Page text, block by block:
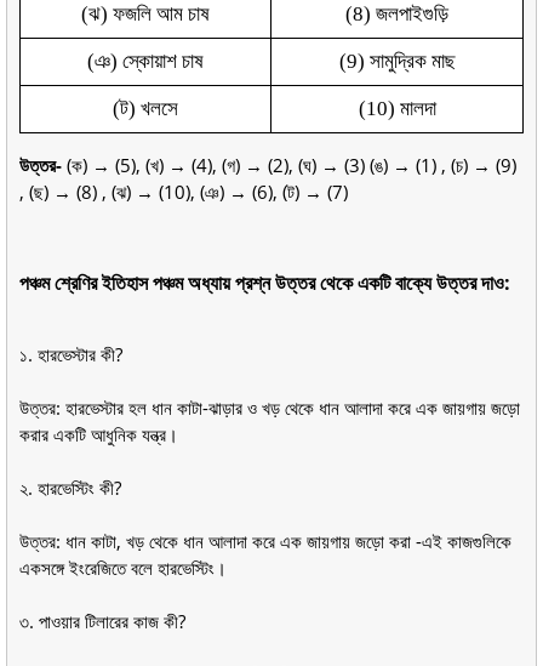
(ঝ) ফজলি আম চাষ (8) জলপাইগুড়ি
(ঞ) স্কোয়াশ চাষ (9) সামুদ্রিক মাছ
(ট) খলসে (10) মালদা
উত্তর- (ক) → (5), (খ) → (4), (গ) → (2), (ঘ) → (3) (ঙ) → (1) , (চ) → (9)
, (ছ) → (8) , (ঝ) → (10), (ঞ) → (6), (ট) → (7)
পঞ্চম শ্রেণির ইতিহাস পঞ্চম অধ্যায় প্রশ্ন উত্তর থেকে একটি বাক্যে উত্তর দাও:
১. হারভেস্টার কী?
উত্তর: হারভেস্টার হল ধান কাটা-ঝাড়ার ও খড় থেকে ধান আলাদা করে এক জায়গায় জড়ো
করার একটি আধুনিক যন্ত্র।
২. হারভেস্টিং কী?
উত্তর: ধান কাটা, খড় থেকে ধান আলাদা করে এক জায়গায় জড়ো করা -এই কাজগুলিকে
একসঙ্গে ইংরেজিতে বলে হারভেস্টিং।
৩. পাওয়ার টিলারের কাজ কী?